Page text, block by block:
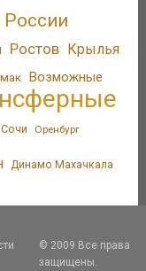
России
Ростов Крылья
Возможные
Сочи Оренбург
Динамо Махачкала
© 2009 Все права
защищены.